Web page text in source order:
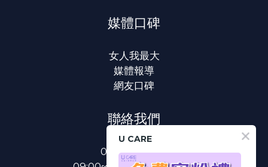
媒體口碑
女人我最大
媒體報導
網友口碑
聯絡我們
0800-233-233
U CARE